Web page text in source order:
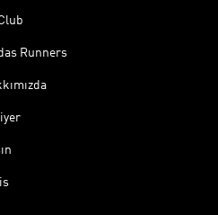
Runners